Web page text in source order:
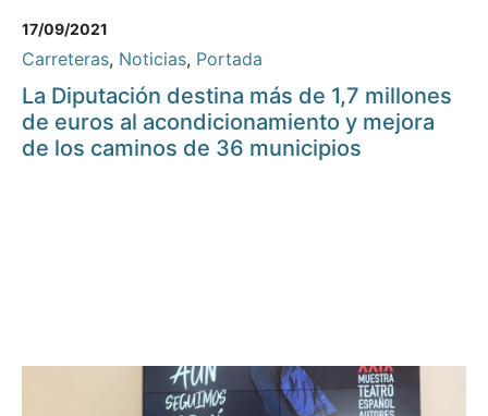
17/09/2021
Carreteras, Noticias, Portada
La Diputación destina más de 1,7 millones
de euros al acondicionamiento y mejora
de los caminos de 36 municipios